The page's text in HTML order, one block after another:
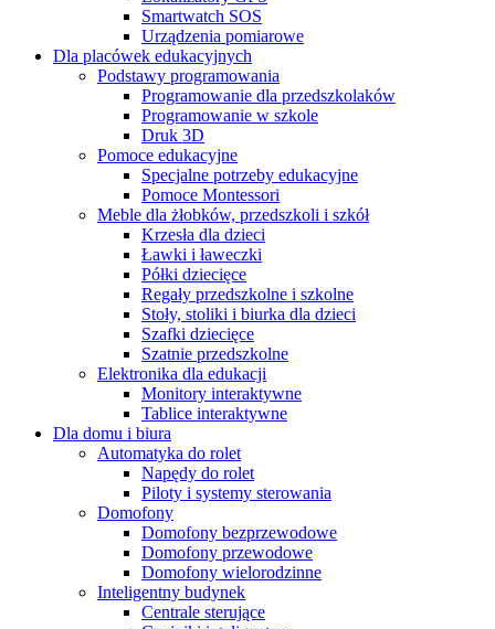
Smartwatch SOS
Urządzenia pomiarowe
Dla placówek edukacyjnych
Podstawy programowania
Programowanie dla przedszkolaków
Programowanie w szkole
Druk 3D
Pomoce edukacyjne
Specjalne potrzeby edukacyjne
Pomoce Montessori
Meble dla żłobków, przedszkoli i szkół
Krzesła dla dzieci
Ławki i ławeczki
Półki dziecięce
Regały przedszkolne i szkolne
Stoły, stoliki i biurka dla dzieci
Szafki dziecięce
Szatnie przedszkolne
Elektronika dla edukacji
Monitory interaktywne
Tablice interaktywne
Dla domu i biura
Automatyka do rolet
Napędy do rolet
Piloty i systemy sterowania
Domofony
Domofony bezprzewodowe
Domofony przewodowe
Domofony wielorodzinne
Inteligentny budynek
Centrale sterujące